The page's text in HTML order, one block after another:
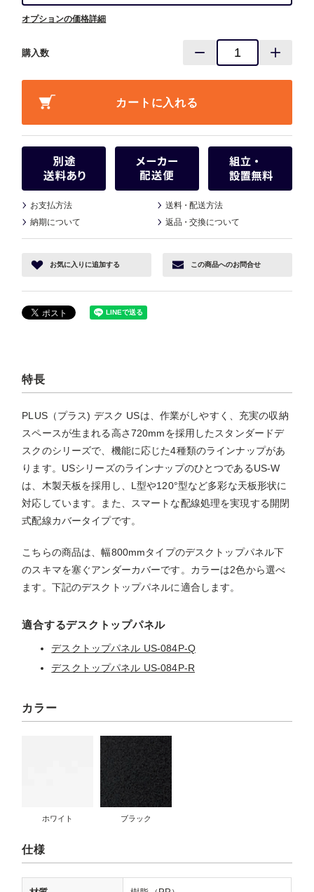
オプションの価格詳細
購入数
お支払方法 送料・配送方法
納期について
返品・交換について
お気に入り に追加する この商品へのお問合せ
特長
PLUS（プラス) デスク USは、作業がしやすく、充実の収納
スペースが生まれる高さ720mmを採用したスタンダードデ
スクのシリーズで、機能に応じた4種類のラインナップがあ
ります。USシリーズのラインナップのひとつであるUS-W
は、木製天板を採用し、L型や120°型など多彩な天板形状に
対応しています。また、スマートな配線処理を実現する開閉
式配線カバータイプです。
こちらの商品は、幅800mmタイプのデスクトップパネル下
のスキマを塞ぐアンダーカバーです。カラーは2色から選べ
ます。下記のデスクトップパネルに適合します。
適合するデスクトップパネル
デスクトップパネル US-084P-Q
デスクトップパネル US-084P-R
カラー
ホワイト ブラック
仕様